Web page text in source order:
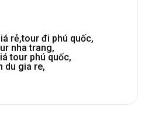
rẻ,tour đi phú quốc,
nha trang,
tour phú quốc,
du gia re,